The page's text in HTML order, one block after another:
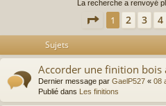
La recherche a renvoyé
Page 1sur 40
1 2 3 4
Sujets
Accorder une finition bois
Dernier message par GaelP527 « 08
Publié dans Les finitions